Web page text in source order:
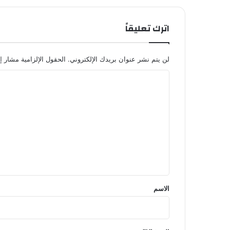
اترك تعليقاً
لن يتم نشر عنوان بريدك الإلكتروني. الحقول الإلزامية مشار
*
الاسم